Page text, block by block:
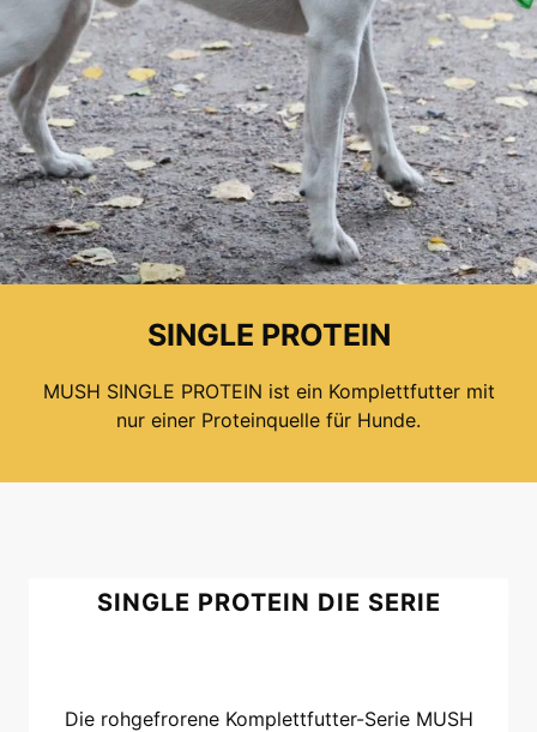
SINGLE PROTEIN
MUSH SINGLE PROTEIN ist ein Komplettfutter mit
nur einer Proteinquelle für Hunde.
SINGLE PROTEIN DIE SERIE
Die rohgefrorene Komplettfutter-Serie MUSH